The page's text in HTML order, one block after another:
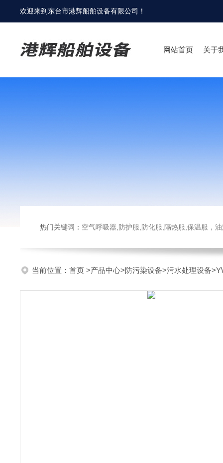
欢迎来到 东台市港辉船舶设备有限公司 ！
网站首页 关于
热门关键词： 空气呼吸器,防护服,防化服,隔热服,保温服，
当前位置： 首页 >产品中心>防污染设备>污水处理设备